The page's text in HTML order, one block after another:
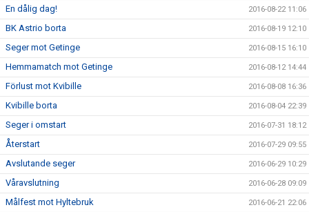
En dålig dag! 2016-08-22 11:06
BK Astrio borta 2016-08-19 12:10
Seger mot Getinge 2016-08-15 16:10
Hemmamatch mot Getinge 2016-08-12 14:44
Förlust mot Kvibille 2016-08-08 16:36
Kvibille borta 2016-08-04 22:39
Seger i omstart 2016-07-31 18:12
Återstart 2016-07-29 09:55
Avslutande seger 2016-06-29 10:29
Våravslutning 2016-06-28 09:09
Målfest mot Hyltebruk 2016-06-21 22:06